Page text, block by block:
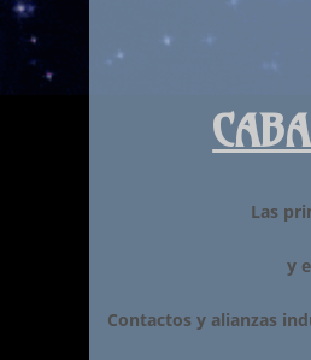
Las
y
Contactos y alianzas